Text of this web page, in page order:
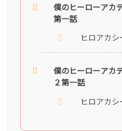
僕のヒーローアカ
第一話
ヒロアカ
僕のヒーローア
２第一話
ヒロアカ